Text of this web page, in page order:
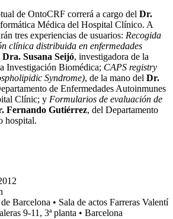
de OntoCRF correrá a cargo del Dr.
Médica del Hospital Clínico. A
tres experiencias de usuarios: Recogida
clínica distribuida en enfermedades
Dra. Susana Seijó, investigadora de la
Investigación Biomédica; CAPS registry
Syndrome), de la mano del Dr.
de Enfermedades Autoinmunes
Clínic; y Formularios de evaluación de
Fernando Gutiérrez, del Departamento
hospital.
Barcelona • Sala de actos Farreras Valentí
9-11, 3ª planta • Barcelona